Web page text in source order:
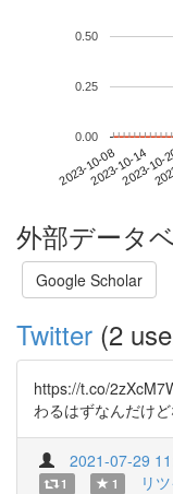
2023-10-082023-10-14
2023-
0.00
0.25
0.50
外部データ
Google Scholar
Twitter (2
https://t.co/
わるはずなんだけ
2021-07-29
1 1 リ